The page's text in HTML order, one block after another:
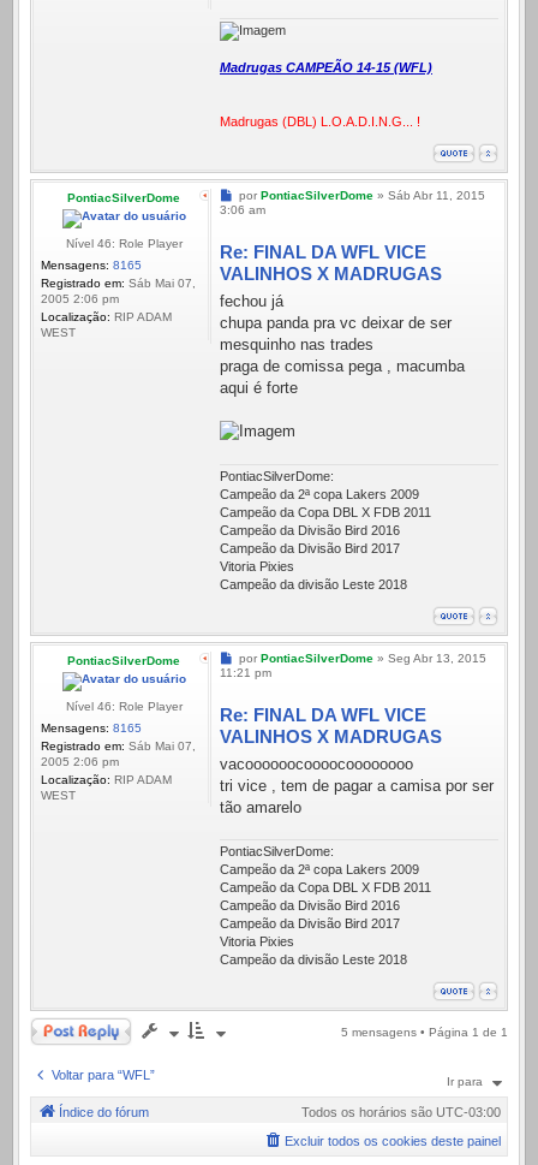
Madrugas CAMPEÃO 14-15 (WFL)
Madrugas (DBL) L.O.A.D.I.N.G... !
PontiacSilverDome
Nível 46: Role Player
Mensagens: 8165
Registrado em: Sáb Mai 07,
2005 2:06 pm
Localização: RIP ADAM
WEST
Mensagem
por PontiacSilverDome» Sáb Abr 11, 2015
3:06 am
Re: FINAL DA WFL VICE
VALINHOS X MADRUGAS
fechou já
chupa panda pra vc deixar de ser
mesquinho nas trades
praga de comissa pega , macumba
aqui é forte
PontiacSilverDome:
Campeão da 2ª copa Lakers 2009
Campeão da Copa DBL X FDB 2011
Campeão da Divisão Bird 2016
Campeão da Divisão Bird 2017
Vitoria Pixies
Campeão da divisão Leste 2018
PontiacSilverDome
Nível 46: Role Player
Mensagens: 8165
Registrado em: Sáb Mai 07,
2005 2:06 pm
Localização: RIP ADAM
WEST
Mensagem
por PontiacSilverDome» Seg Abr 13, 2015
11:21 pm
Re: FINAL DA WFL VICE
VALINHOS X MADRUGAS
vacoooooocoooocoooooooo
tri vice , tem de pagar a camisa por ser
tão amarelo
PontiacSilverDome:
Campeão da 2ª copa Lakers 2009
Campeão da Copa DBL X FDB 2011
Campeão da Divisão Bird 2016
Campeão da Divisão Bird 2017
Vitoria Pixies
Campeão da divisão Leste 2018
Responder 5 mensagens • Página 1 de 1
Voltar para “WFL” Ir para
Índice do fórum Todos os horários são UTC-03:00
Excluir todos os cookies deste painel